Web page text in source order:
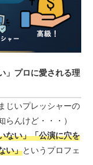
プロに愛される理
じいプレッシャーの
んけど・・・）
ない」「公演に穴を
い」というプロフェ